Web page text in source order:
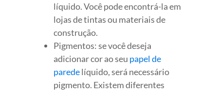
líquido. Você pode encontrá-la em
lojas de tintas ou materiais de
construção.
Pigmentos: se você deseja
adicionar cor ao seu papel de
paredelíquido, será necessário
pigmento. Existem diferentes